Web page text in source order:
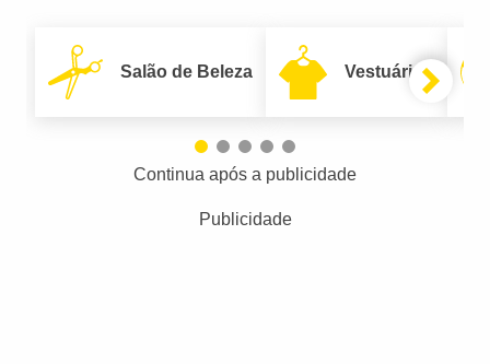
Salão de Beleza Vestuário
Continua após a publicidade
Publicidade